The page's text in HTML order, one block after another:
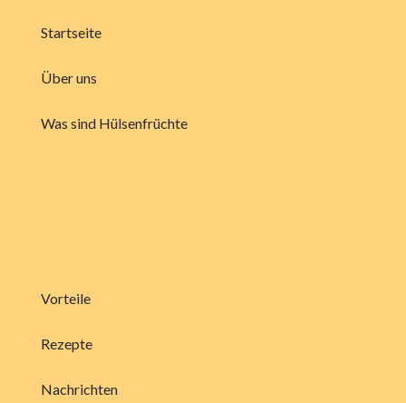
Startseite
Über uns
Was sind Hülsenfrüchte
Vorteile
Rezepte
Nachrichten